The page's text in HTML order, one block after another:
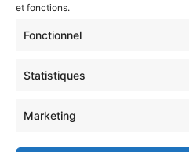
et fonctions.
Fonctionnel
Statistiques
Marketing
Choisissez : matin,
votre